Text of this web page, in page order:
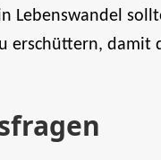
Lebenswandel
erschüttern, damit